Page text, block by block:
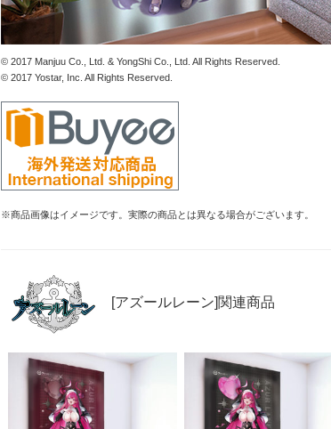
© 2017 Manjuu Co., Ltd. & YongShi Co., Ltd. All Rights Reserved.
© 2017 Yostar, Inc. All Rights Reserved.
※商品画像はイメージです。実際の商品とは異なる場合がございます。
[アズールレーン]関連商品